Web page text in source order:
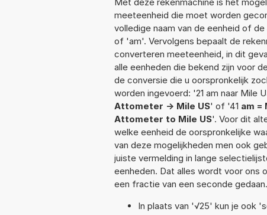
meeteenheid die moet worden
volledige naam van de eenheid of
of 'am'. Vervolgens bepaalt de
converteren meeteenheid, in dit
alle eenheden die bekend zijn voor
de conversie die u oorspronkelijk
worden ingevoerd: '21 am naar
Attometer -> Mile US' of '41 am =
Attometer to Mile US'. Voor dit
welke eenheid de oorspronkelijke
van deze mogelijkheden men ook
juiste vermelding in lange
eenheden. Dat alles wordt voor ons
een fractie van een seconde gedaan.
In plaats van '√25' kun je ook